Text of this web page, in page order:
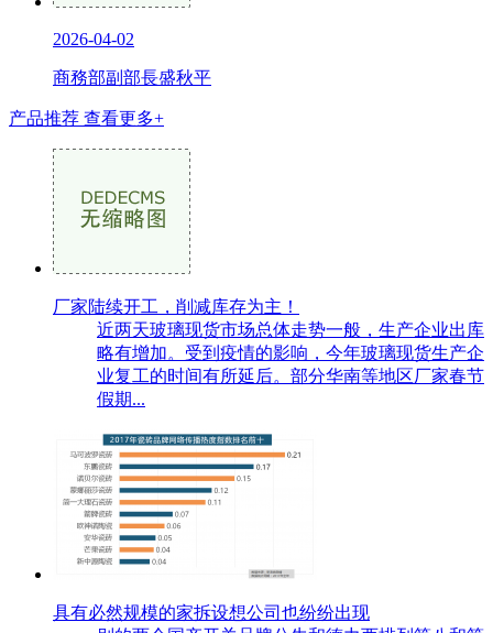
2026-04-02
商務部副部長盛秋平
产品推荐 查看更多+
厂家陆续开工，削减库存为主！
近两天玻璃现货市场总体走势一般，生产企业出库
略有增加。受到疫情的影响，今年玻璃现货生产企
业复工的时间有所延后。部分华南等地区厂家春节
假期...
具有必然规模的家拆设想公司也纷纷出现